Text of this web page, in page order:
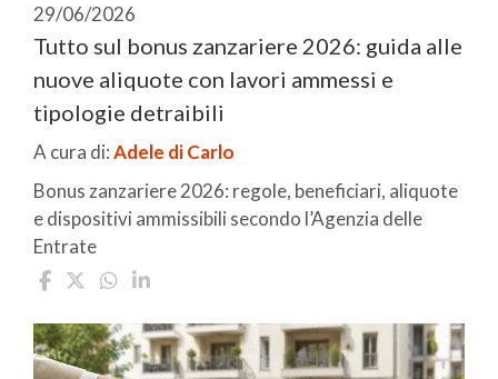
29/06/2026
Tutto sul bonus zanzariere 2026: guida alle
nuove aliquote con lavori ammessi e
tipologie detraibili
A cura di:Adele di Carlo
Bonus zanzariere 2026: regole, beneficiari, aliquote
e dispositivi ammissibili secondo l’Agenzia delle
Entrate